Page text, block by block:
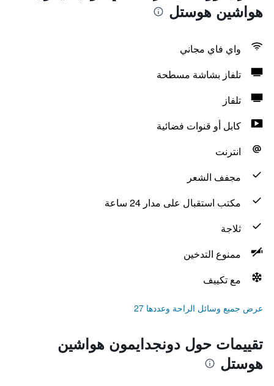
هواشين هوستل
واي فاي مجاني
تلفاز بشاشة مسطحة
تلفاز
كابل أو قنوات فضائية
انترنت
مجفف الشعر
مكتب استقبال على مدار 24 ساعة
ثلاجة
ممنوع التدخين
مع تكييف
عرض جميع وسائل الراحة وعددها 27
تقييمات حول دونجدايمون هواشين
هوستل